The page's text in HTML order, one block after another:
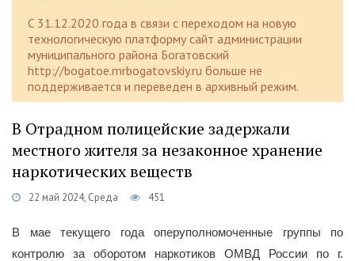
C 31.12.2020 года в связи с переходом на новую
технологическую платформу сайт администрации
муниципального района Богатовский
http://bogatoe.mrbogatovskiy.ru больше не
поддерживается и переведен в архивный режим.
В Отрадном полицейские задержали
местного жителя за незаконное хранение
наркотических веществ
22 май 2024, Среда 451
В мае текущего года оперуполномоченные группы по
контролю за оборотом наркотиков ОМВД России по г.